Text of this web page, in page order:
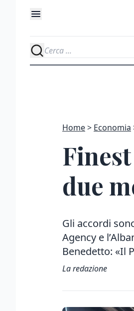
Home Economia
due
Gli accordi
Agency e
Benedetto: «Il
La redazione